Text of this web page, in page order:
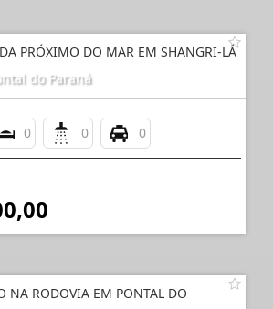
PRÓXIMO DO MAR EM SHANGRI-LÁ
do Paraná
0 0 0
NA RODOVIA EM PONTAL DO